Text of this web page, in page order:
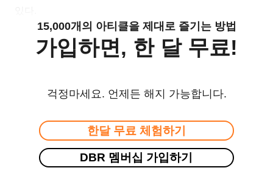
15,000개의 아티클을 제대로 즐기는 방법
가입하면, 한 달 무료!
걱정마세요. 언제든 해지 가능합니다.
한달 무료 체험하기
DBR 멤버십 가입하기